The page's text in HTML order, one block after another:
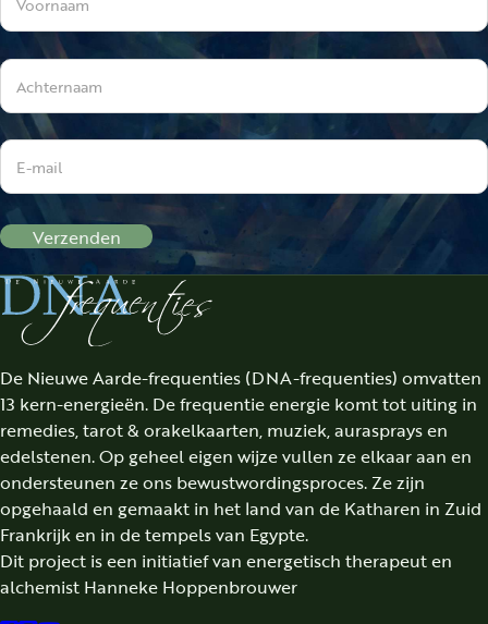
Verzenden
De Nieuwe Aarde-frequenties (DNA-frequenties) omvatten
13 kern-energieën. De frequentie energie komt tot uiting in
remedies, tarot & orakelkaarten, muziek, aurasprays en
edelstenen. Op geheel eigen wijze vullen ze elkaar aan en
ondersteunen ze ons bewustwordingsproces. Ze zijn
opgehaald en gemaakt in het land van de Katharen in Zuid
Frankrijk en in de tempels van Egypte.
Dit project is een initiatief van energetisch therapeut en
alchemist Hanneke Hoppenbrouwer